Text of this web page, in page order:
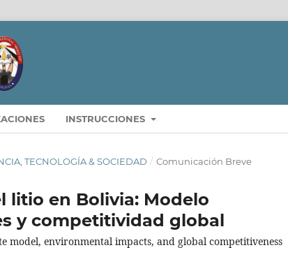
INSTRUCCIONES
TECNOLOGÍA & SOCIEDAD / Comunicación Breve
litio en Bolivia: Modelo
y competitividad global
model, environmental impacts, and global competitiveness